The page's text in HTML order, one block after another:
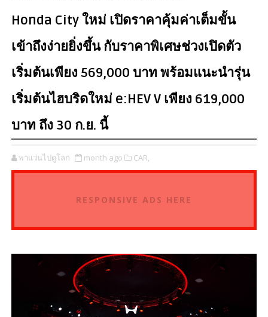
Honda City ใหม่ เปิดราคาคุ้มค่าเต็มขั้น
เข้าถึงง่ายยิ่งขึ้น กับราคาพิเศษช่วงเปิดตัว
เริ่มต้นเพียง 569,000 บาท พร้อมแนะนำรุ่น
เริ่มต้นไฮบริดใหม่ e:HEV V เพียง 619,000
บาท ถึง 30 ก.ย. นี้
พาแว่นไปดูโลก month ago CAR,
RESPONSIVE ADS HERE